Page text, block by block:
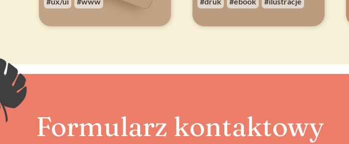
Formularz kontaktowy